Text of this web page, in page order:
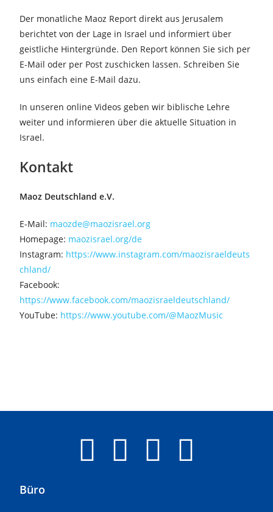
Der monatliche Maoz Report direkt aus Jerusalem
berichtet von der Lage in Israel und informiert über
geistliche Hintergründe. Den Report können Sie sich per
E-Mail oder per Post zuschicken lassen. Schreiben Sie
uns einfach eine E-Mail dazu.
In unseren online Videos geben wir biblische Lehre
weiter und informieren über die aktuelle Situation in
Israel.
Kontakt
Maoz Deutschland e.V.
E-Mail: maozde@maozisrael.org
Homepage: maozisrael.org/de
Instagram: https://www.instagram.com/maozisraeldeuts
chland/
Facebook:
https://www.facebook.com/maozisraeldeutschland/
YouTube: https://www.youtube.com/@MaozMusic
Büro